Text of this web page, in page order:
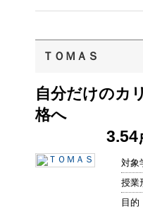
ＴＯＭＡＳ
自分だけのカ
格へ
3.54
対象
授業
目的